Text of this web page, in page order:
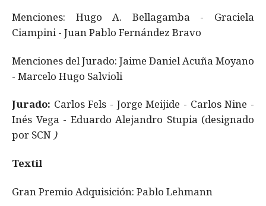
Menciones: Hugo A. Bellagamba - Graciela
Ciampini - Juan Pablo Fernández Bravo
Menciones del Jurado: Jaime Daniel Acuña Moyano
- Marcelo Hugo Salvioli
Jurado: Carlos Fels - Jorge Meijide - Carlos Nine -
Inés Vega - Eduardo Alejandro Stupia (designado
por SCN )
Textil
Gran Premio Adquisición: Pablo Lehmann